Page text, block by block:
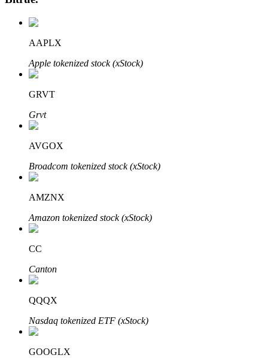
Авто Инвест
Узнайте о пассивном доходе
Bitrue
AAPLX
Apple tokenized stock (xStock)
GRVT
Grvt
AVGOX
Broadcom tokenized stock (xStock)
AMZNX
Amazon tokenized stock (xStock)
CC
Canton
QQQX
Nasdaq tokenized ETF (xStock)
GOOGLX